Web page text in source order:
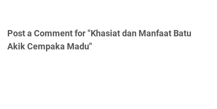
Post a Comment for "Khasiat dan Manfaat Batu
Akik Cempaka Madu"